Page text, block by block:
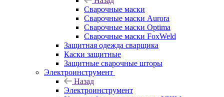
Сварочные маски
Сварочные маски Aurora
Сварочные маски Optima
Сварочные маски FoxWeld
Защитная одежда сварщика
Каски защитные
Защитные сварочные шторы
Электроинструмент
Назад
Электроинструмент